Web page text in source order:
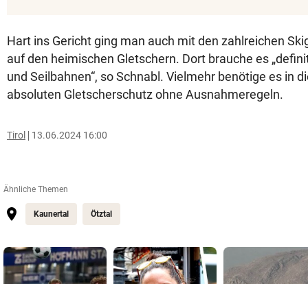
Hart ins Gericht ging man auch mit den zahlreichen
auf den heimischen Gletschern. Dort brauche es
und Seilbahnen“, so Schnabl. Vielmehr benötige es in
absoluten Gletscherschutz ohne Ausnahmeregeln.
Tirol 13.06.2024 16:00
Ähnliche Themen
Kaunertal Ötztal